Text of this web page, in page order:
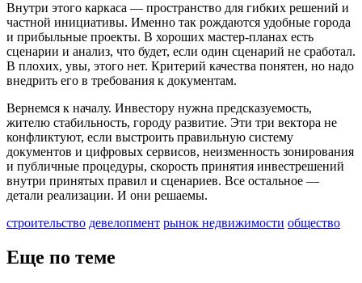
Внутри этого каркаса — пространство для гибких решений и
частной инициативы. Именно так рождаются удобные города
и прибыльные проекты. В хороших мастер-планах есть
сценарии и анализ, что будет, если один сценарий не сработал.
В плохих, увы, этого нет. Критерий качества понятен, но надо
внедрить его в требования к документам.
Вернемся к началу. Инвестору нужна предсказуемость,
жителю стабильность, городу развитие. Эти три вектора не
конфликтуют, если выстроить правильную систему
документов и цифровых сервисов, неизменность зонирования
и публичные процедуры, скорость принятия инвестрешений
внутри принятых правил и сценариев. Все остальное —
детали реализации. И они решаемы.
строительство девелопмент рынок недвижимости общество
Еще по теме